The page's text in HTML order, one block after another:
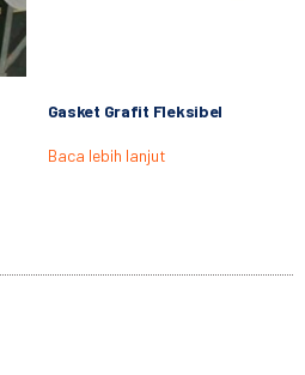
Gasket Grafit Fleksibel
Baca lebih lanjut